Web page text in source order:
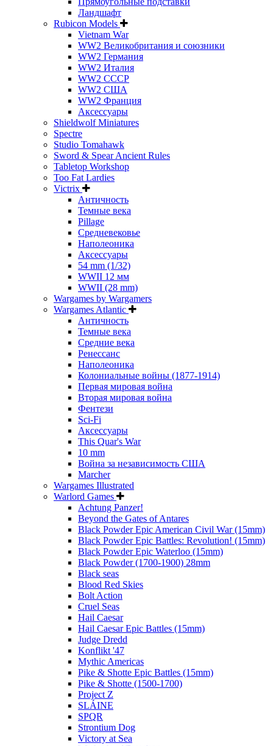
Ландшафт
Rubicon Models
Vietnam War
WW2 Великобритания и союзники
WW2 Германия
WW2 Италия
WW2 СССР
WW2 США
WW2 Франция
Аксессуары
Shieldwolf Miniatures
Spectre
Studio Tomahawk
Sword & Spear Ancient Rules
Tabletop Workshop
Too Fat Lardies
Victrix
Античность
Темные века
Pillage
Средневековье
Наполеоника
Аксессуары
54 mm (1/32)
WWII 12 мм
WWII (28 mm)
Wargames by Wargamers
Wargames Atlantic
Античность
Темные века
Средние века
Ренессанс
Наполеоника
Колониальные войны (1877-1914)
Первая мировая война
Вторая мировая война
Фентези
Sci-Fi
Аксессуары
This Quar's War
10 mm
Война за независимость США
Marcher
Wargames Illustrated
Warlord Games
Achtung Panzer!
Beyond the Gates of Antares
Black Powder Epic American Civil War (15mm)
Black Powder Epic Battles: Revolution! (15mm)
Black Powder Epic Waterloo (15mm)
Black Powder (1700-1900) 28mm
Black seas
Blood Red Skies
Bolt Action
Cruel Seas
Hail Caesar
Hail Caesar Epic Battles (15mm)
Judge Dredd
Konflikt '47
Mythic Americas
Pike & Shotte Epic Battles (15mm)
Pike & Shotte (1500-1700)
Project Z
SLÁINE
SPQR
Strontium Dog
Victory at Sea